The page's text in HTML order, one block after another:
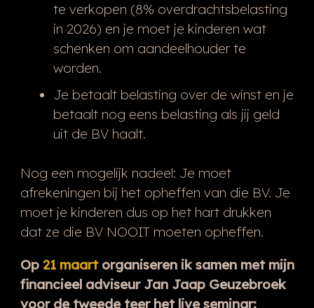
te verkopen (8% overdrachtsbelasting
in 2026) en je moet je kinderen wat
schenken om aandeelhouder te
worden.
Je betaalt belasting over de winst en je
betaalt nog eens belasting als jij geld
uit de BV haalt.
Nog een mogelijk nadeel: Je moet
afrekeningen bij het opheffen van die BV. Je
moet je kinderen dus op het hart drukken
dat ze die BV NOOIT moeten opheffen.
Op 21 maartorganiseren ik samen met mijn
financieel adviseur Jan Jaap Geuzebroek
voor de tweede teer het live seminar: